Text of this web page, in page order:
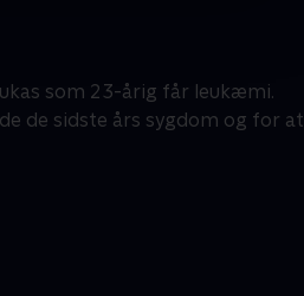
som 23-årig får leukæmi.
de sidste års sygdom og for at